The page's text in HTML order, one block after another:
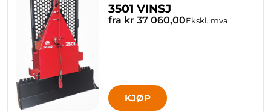
3501 VINSJ
fra kr 37 060,00Ekskl. mva
KJØP